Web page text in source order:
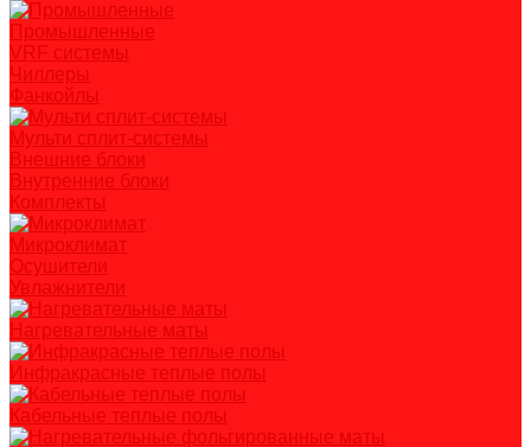
Промышленные
VRF системы
Чиллеры
Фанкойлы
Мульти сплит-системы
Внешние блоки
Внутренние блоки
Комплекты
Микроклимат
Осушители
Увлажнители
Нагревательные маты
Инфракрасные теплые полы
Кабельные теплые полы